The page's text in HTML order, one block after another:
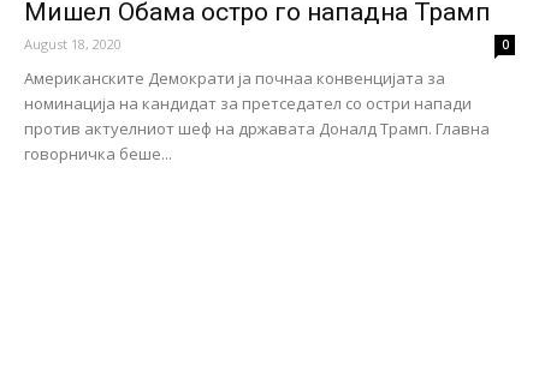
Мишел Обама остро го нападна Трамп
August 18, 2020 0
Американските Демократи ја почнаа конвенцијата за
номинација на кандидат за претседател со остри напади
против актуелниот шеф на државата Доналд Трамп. Главна
говорничка беше...